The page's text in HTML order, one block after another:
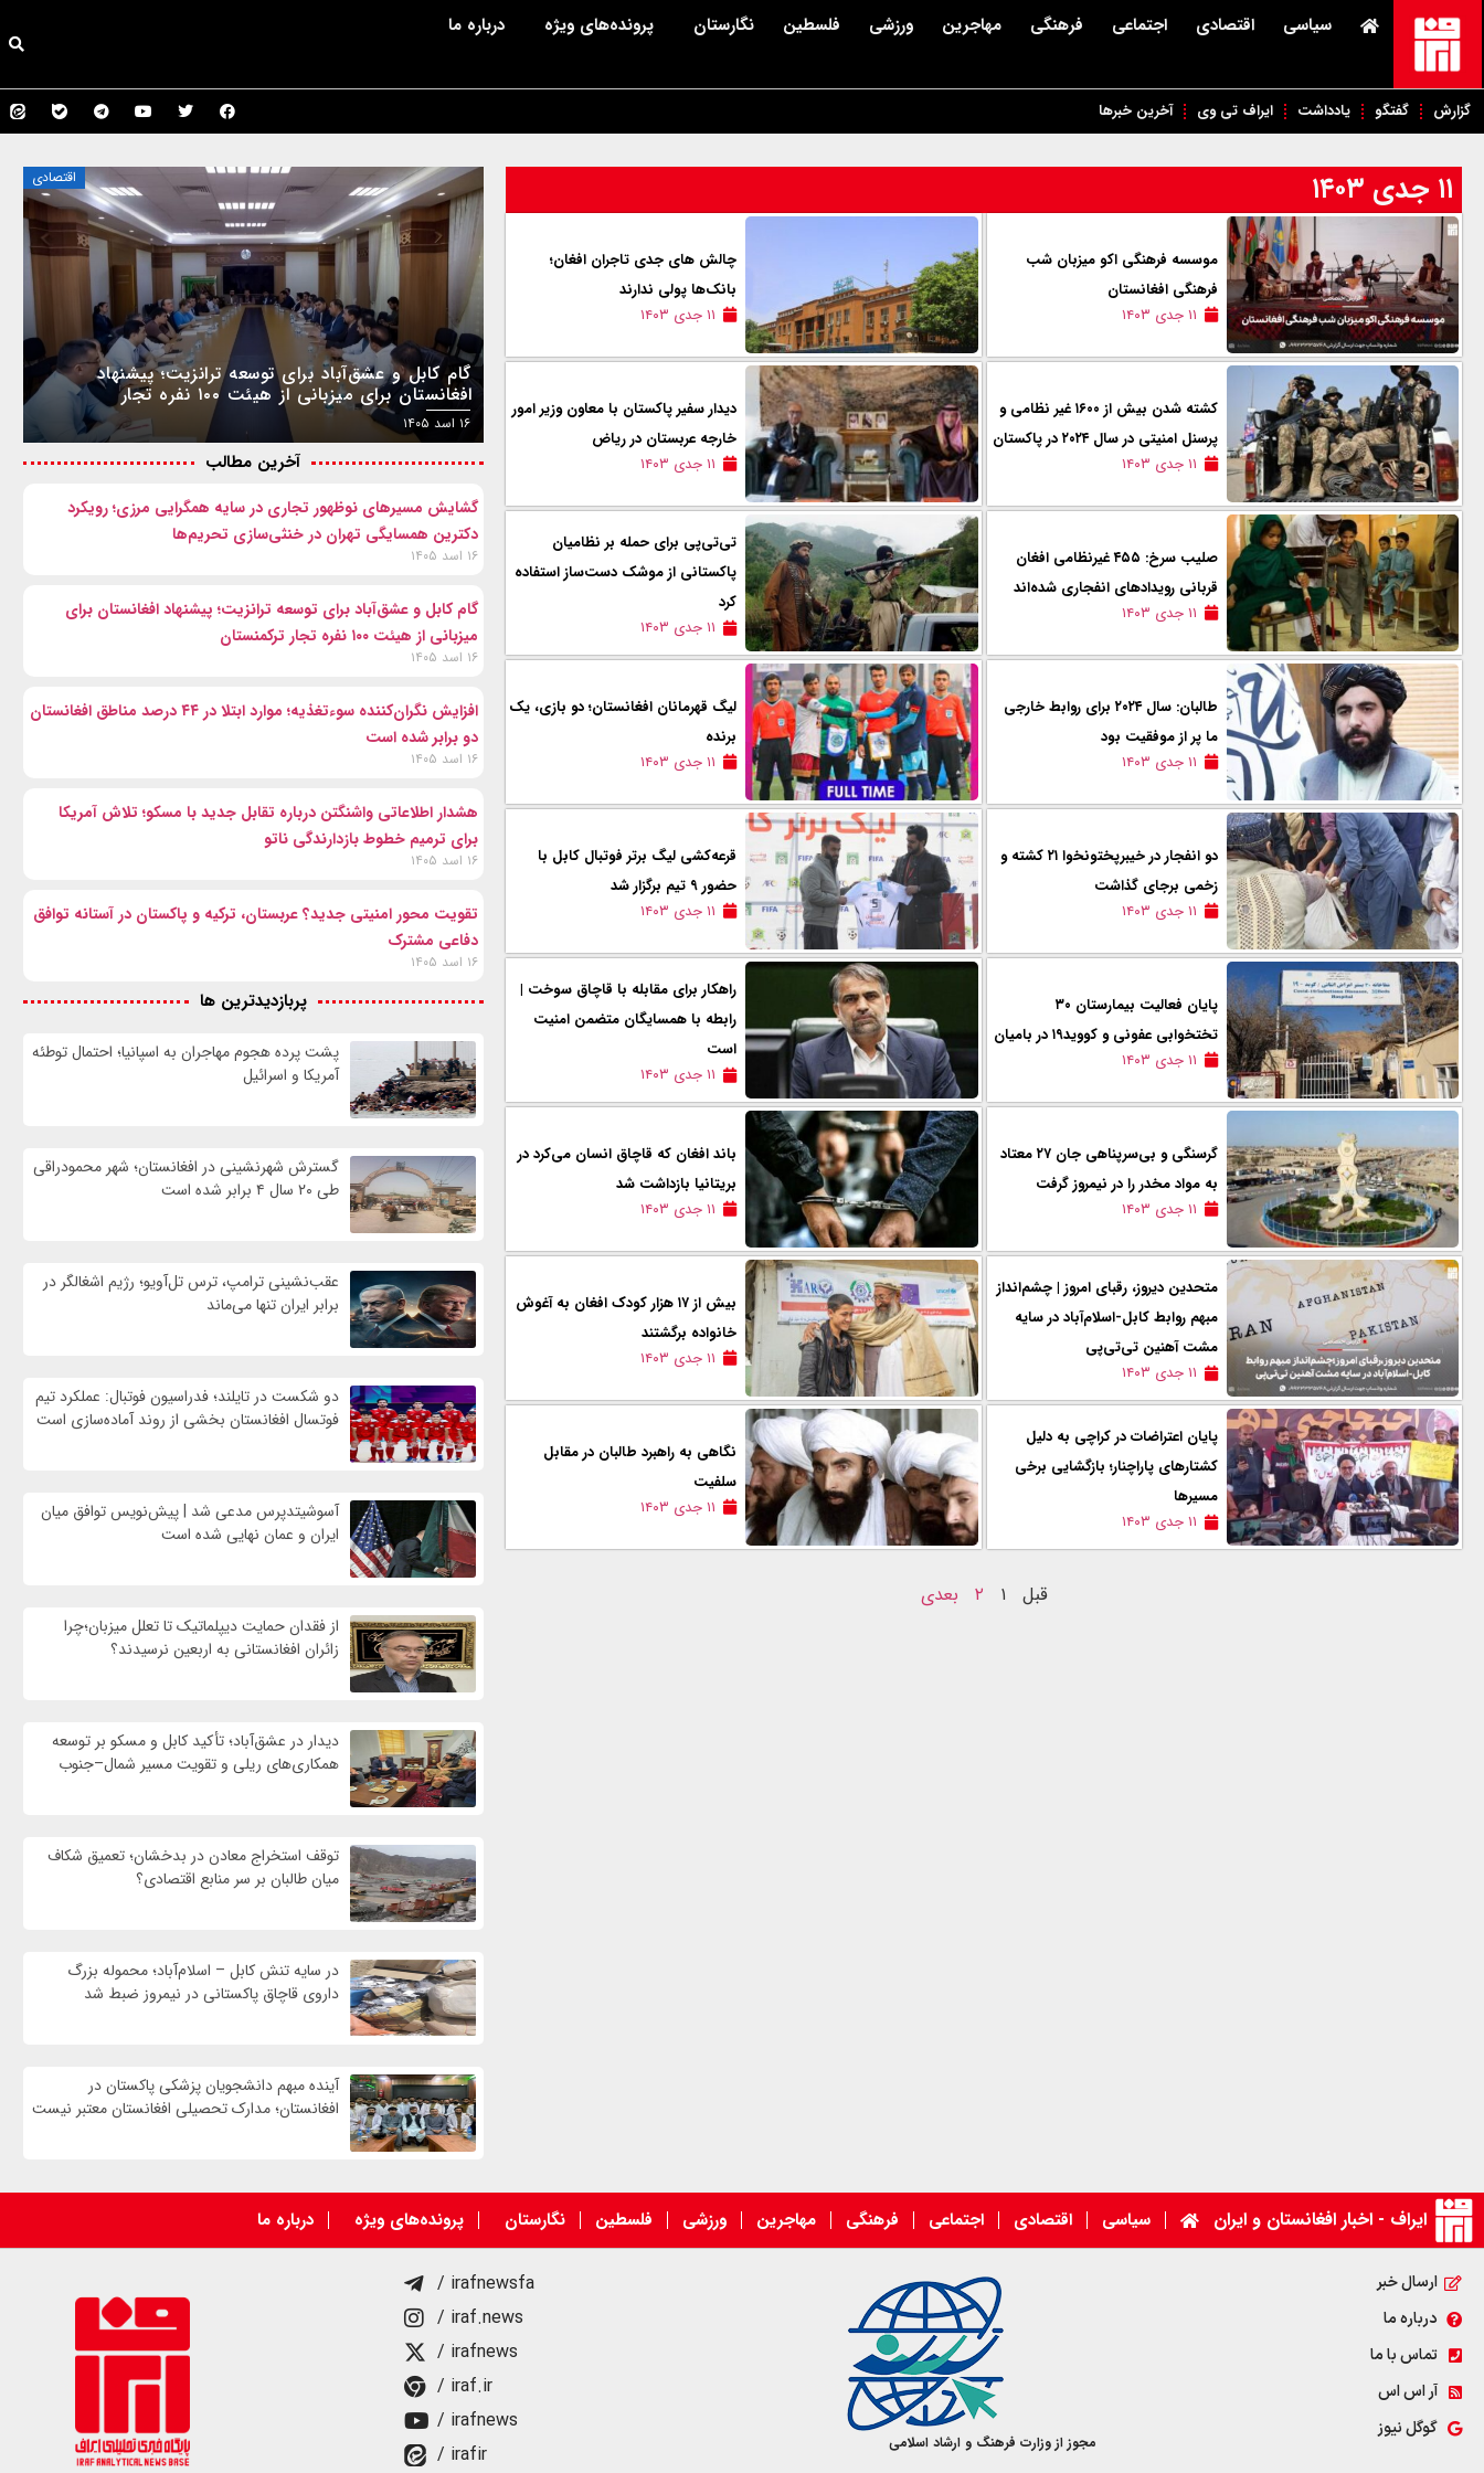
سیاسی اقتصادی اجتماعی فرهنگی مهاجرین ورزشی فلسطین نگارستان پرونده‌های ویژه درباره ما
گزارش گفتگو یادداشت ایراف تی وی آخرین خبرها
۱۱ جدی ۱۴۰۳
موسسه فرهنگی اکو میزبان شب
فرهنگی افغانستان
۱۱ جدی ۱۴۰۳
چالش های جدی تاجران افغان؛
بانک‌ها پولی ندارند
۱۱ جدی ۱۴۰۳
کشته شدن بیش از ۱۶۰۰ غیر نظامی و
پرسنل امنیتی در سال ۲۰۲۴ در پاکستان
۱۱ جدی ۱۴۰۳
دیدار سفیر پاکستان با معاون وزیر امور
خارجه عربستان در ریاض
۱۱ جدی ۱۴۰۳
صلیب سرخ: ۴۵۵ غیرنظامی افغان
قربانی رویدادهای انفجاری شده‌اند
۱۱ جدی ۱۴۰۳
تی‌تی‌پی برای حمله بر نظامیان
پاکستانی از موشک دست‌ساز استفاده
کرد
۱۱ جدی ۱۴۰۳
طالبان: سال ۲۰۲۴ برای روابط خارجی
ما پر از موفقیت بود
۱۱ جدی ۱۴۰۳
لیگ قهرمانان افغانستان؛ دو بازی، یک
برنده
۱۱ جدی ۱۴۰۳
دو انفجار در خیبرپختونخوا ۲۱ کشته و
زخمی برجای گذاشت
۱۱ جدی ۱۴۰۳
قرعه‌کشی لیگ برتر فوتبال کابل با
حضور ۹ تیم برگزار شد
۱۱ جدی ۱۴۰۳
پایان فعالیت بیمارستان ۳۰
تختخوابی عفونی و کووید۱۹ در بامیان
۱۱ جدی ۱۴۰۳
راهکار برای مقابله با قاچاق سوخت |
رابطه با همسایگان متضمن امنیت
است
۱۱ جدی ۱۴۰۳
گرسنگی و بی‌سرپناهی جان ۲۷ معتاد
به مواد مخدر را در نیمروز گرفت
۱۱ جدی ۱۴۰۳
باند افغان که قاچاق انسان می‌کرد در
بریتانیا بازداشت شد
۱۱ جدی ۱۴۰۳
متحدین دیروز، رقبای امروز | چشم‌انداز
مبهم روابط کابل-اسلام‌آباد در سایه
مشت آهنین تی‌تی‌پی
۱۱ جدی ۱۴۰۳
بیش از ۱۷ هزار کودک افغان به آغوش
خانواده برگشتند
۱۱ جدی ۱۴۰۳
پایان اعتراضات در کراچی به دلیل
کشتارهای پاراچنار؛ بازگشایی برخی
مسیرها
۱۱ جدی ۱۴۰۳
نگاهی به راهبرد طالبان در مقابل
سلفیت
۱۱ جدی ۱۴۰۳
قبل ۱ ۲ بعدی
اقتصادی
گام کابل و عشق‌آباد برای توسعه ترانزیت؛ پیشنهاد
افغانستان برای میزبانی از هیئت ۱۰۰ نفره تجار
ترکمنستان
۱۶ اسد ۱۴۰۵
آخرین مطالب
گشایش مسیرهای نوظهور تجاری در سایه همگرایی مرزی؛ رویکرد
دکترین همسایگی تهران در خنثی‌سازی تحریم‌ها
۱۶ اسد ۱۴۰۵
گام کابل و عشق‌آباد برای توسعه ترانزیت؛ پیشنهاد افغانستان برای
میزبانی از هیئت ۱۰۰ نفره تجار ترکمنستان
۱۶ اسد ۱۴۰۵
افزایش نگران‌کننده سوءتغذیه؛ موارد ابتلا در ۴۴ درصد مناطق افغانستان
دو برابر شده است
۱۶ اسد ۱۴۰۵
هشدار اطلاعاتی واشنگتن درباره تقابل جدید با مسکو؛ تلاش آمریکا
برای ترمیم خطوط بازدارندگی ناتو
۱۶ اسد ۱۴۰۵
تقویت محور امنیتی جدید؟ عربستان، ترکیه و پاکستان در آستانه توافق
دفاعی مشترک
۱۶ اسد ۱۴۰۵
پربازدیدترین ها
پشت پرده هجوم مهاجران به اسپانیا؛ احتمال توطئه
آمریکا و اسرائیل
گسترش شهرنشینی در افغانستان؛ شهر محمودراقی
طی ۲۰ سال ۴ برابر شده است
عقب‌نشینی ترامپ، ترس تل‌آویو؛ رژیم اشغالگر در
برابر ایران تنها می‌ماند
دو شکست در تایلند؛ فدراسیون فوتبال: عملکرد تیم
فوتسال افغانستان بخشی از روند آماده‌سازی است
آسوشیتدپرس مدعی شد | پیش‌نویس توافق میان
ایران و عمان نهایی شده است
از فقدان حمایت دیپلماتیک تا تعلل میزبان؛چرا
زائران افغانستانی به اربعین نرسیدند؟
دیدار در عشق‌آباد؛ تأکید کابل و مسکو بر توسعه
همکاری‌های ریلی و تقویت مسیر شمال–جنوب
توقف استخراج معادن در بدخشان؛ تعمیق شکاف
میان طالبان بر سر منابع اقتصادی؟
در سایه تنش کابل – اسلام‌آباد؛ محموله بزرگ
داروی قاچاق پاکستانی در نیمروز ضبط شد
آینده مبهم دانشجویان پزشکی پاکستان در
افغانستان؛ مدارک تحصیلی افغانستان معتبر نیست
ایراف - اخبار افغانستان و ایران سیاسی اقتصادی اجتماعی فرهنگی مهاجرین ورزشی فلسطین نگارستان پرونده‌های ویژه درباره ما
ارسال خبر
درباره ما
تماس با ما
آر اس اس
گوگل نیوز
مجوز از وزارت فرهنگ و ارشاد اسلامی
/ irafnewsfa
/ iraf.news
/ irafnews
/ iraf.ir
/ irafnews
/ irafir